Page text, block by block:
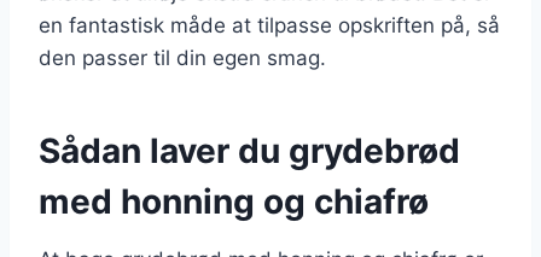
en fantastisk måde at tilpasse opskriften på, så
den passer til din egen smag.
Sådan laver du grydebrød
med honning og chiafrø